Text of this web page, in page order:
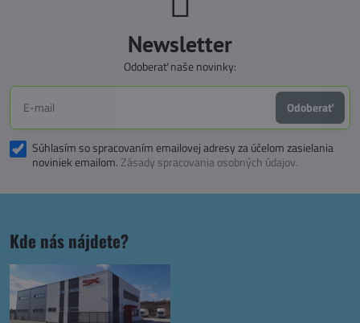
Newsletter
Odoberať naše novinky:
Odoberať
Súhlasím so spracovaním emailovej adresy za účelom zasielania
noviniek emailom.Zásady spracovania osobných údajov.
Kde nás nájdete?